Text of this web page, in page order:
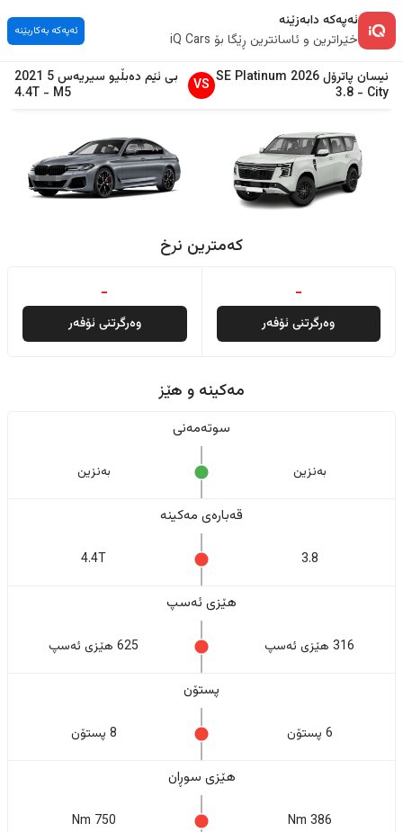
ئەپەکە دابەزێنە
خێراترین و ئاسانترین ڕێگا بۆ iQ Cars
ئەپەکە بەکاربێنە
نیسان پاترۆل2026
SE Platinum
City
-
3.8
VS بی ئێم دەبڵیو سیریەس 5
2021
M5
-
4.4T
کەمترین نرخ
-
وەرگرتنی ئۆفەر
-
وەرگرتنی ئۆفەر
مەکینە و هێز
سوتەمەنی
بەنزین بەنزین
قەبارەی مەکینە
3.8
4.4T
هێزی ئەسپ
316 هێزی ئەسپ 625 هێزی ئەسپ
پستۆن
6 پستۆن 8 پستۆن
هێزی سوڕان
386 Nm
750 Nm